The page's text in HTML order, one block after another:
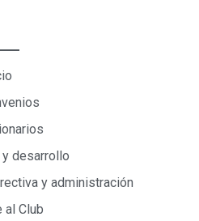
desarrollo
y administración
al Club